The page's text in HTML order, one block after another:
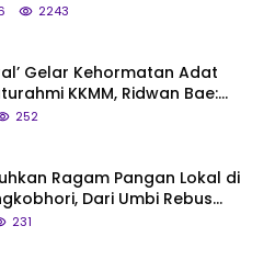
2243
Gelar Kehormatan Adat
KKMM, Ridwan Bae:
Begitu, Belum Pantas!
252
Ragam Pangan Lokal di
Dari Umbi Rebus
Beras Muna
231